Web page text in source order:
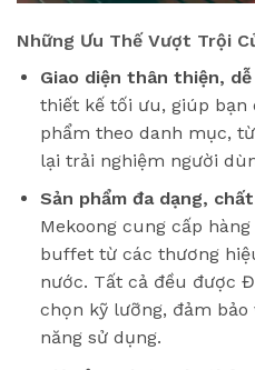
Những Ưu Thế Vượt Trội
Giao diện thân thiện,
thiết kế tối ưu, giúp bạn
phẩm theo danh mục,
lại trải nghiệm người
Sản phẩm đa dạng,
Mekoong cung cấp
buffet từ các thương
nước. Tất cả đều được
chọn kỹ lưỡng, đảm
năng sử dụng.